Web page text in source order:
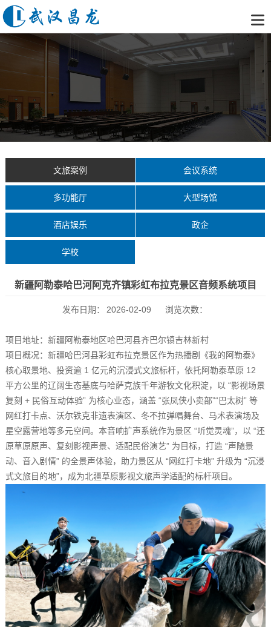
文旅案例 会议系统
多功能厅 大型场馆
酒店娱乐 政企
学校
新疆阿勒泰哈巴河阿克齐镇彩虹布拉克景区音频系统项目
发布日期： 2026-02-09 浏览次数：
项目地址：新疆阿勒泰地区哈巴河县齐巴尔镇吉林新村
项目概况：新疆哈巴河县彩虹布拉克景区作为热播剧《我的阿勒泰》
核心取景地、投资逾 1 亿元的沉浸式文旅标杆，依托阿勒泰草原 12
平方公里的辽阔生态基底与哈萨克族千年游牧文化积淀，以 “影视场景
复刻 + 民俗互动体验” 为核心业态，涵盖 “张凤侠小卖部”“巴太树” 等
网红打卡点、沃尔铁克非遗表演区、冬不拉弹唱舞台、马术表演场及
星空露营地等多元空间。本音响扩声系统作为景区 “听觉灵魂”，以 “还
原草原原声、复刻影视声景、适配民俗演艺” 为目标，打造 “声随景
动、音入剧情” 的全景声体验，助力景区从 “网红打卡地” 升级为 “沉浸
式文旅目的地”，成为北疆草原影视文旅声学适配的标杆项目。